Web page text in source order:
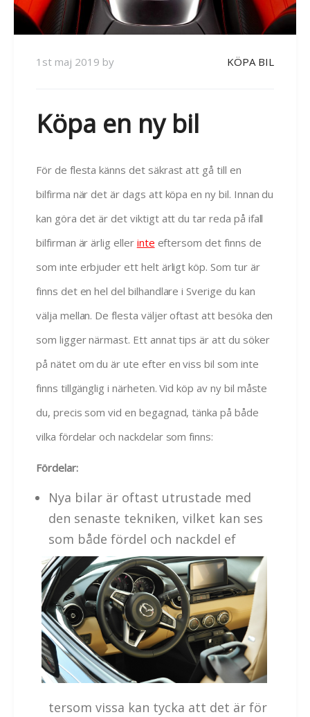
1st maj 2019 by KÖPA BIL
Köpa en ny bil
För de flesta känns det säkrast att gå till en
bilfirma när det är dags att köpa en ny bil. Innan du
kan göra det är det viktigt att du tar reda på ifall
bilfirman är ärlig eller inte eftersom det finns de
som inte erbjuder ett helt ärligt köp. Som tur är
finns det en hel del bilhandlare i Sverige du kan
välja mellan. De flesta väljer oftast att besöka den
som ligger närmast. Ett annat tips är att du söker
på nätet om du är ute efter en viss bil som inte
finns tillgänglig i närheten. Vid köp av ny bil måste
du, precis som vid en begagnad, tänka på både
vilka fördelar och nackdelar som finns:
Fördelar:
Nya bilar är oftast utrustade med
den senaste tekniken, vilket kan ses
som både fördel och nackdel ef
tersom vissa kan tycka att det är för